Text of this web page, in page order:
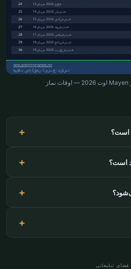
فضای تبلیغاتی